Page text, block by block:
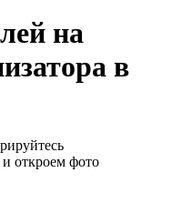
на
в
откроем фото